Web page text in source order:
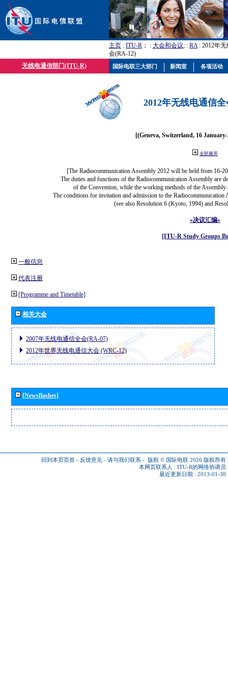
主页 : ITU-R ； : 大会和会议; : RA: 2012年
会(RA-12)
无线电通信部门(ITU-R)
2012年无线电通信
[(Geneva, Switzerland, 16
全部展开
[The Radiocommunication Assembly 2012 will be held from 16-
The duties and functions of the Radiocommunication Assembly are
of the Convention, while the working methods of the
The conditions for invitation and admission to the
(see also Resolution 6 (Kyoto, 1994) and
«决议汇编»
[ITU-R Study Groups
一般信息
代表注册
[Programme and Timetable]
相关大会
2007年无线电通信全会(RA-07)
2012年世界无线电通信大会 (WRC-12)
[Newsflashes]
回到本页页首 - 反馈意见 - 请与我们联系 - 版权 © 国际电联 2026 版权所有
本网页联系人 : ITU-R的网络协调员
最近更新日期 : 2013-01-30
国际电联三大部门 新闻室 各项活动